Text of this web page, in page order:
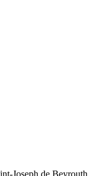
Joseph de Beyrouth